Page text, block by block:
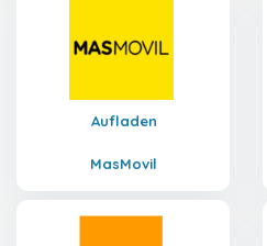
Aufladen
MasMovil